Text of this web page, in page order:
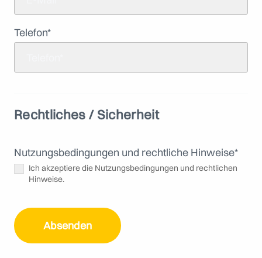
Telefon*
Rechtliches / Sicherheit
Nutzungsbedingungen und rechtliche Hinweise*
Ich akzeptiere die Nutzungsbedingungen und rechtlichen
Hinweise.